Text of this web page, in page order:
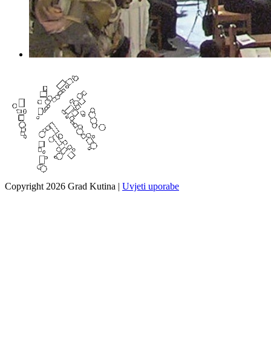
Copyright 2026 Grad Kutina | Uvjeti uporabe